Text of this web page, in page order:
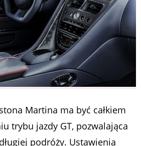
Martina ma być całkiem
trybu jazdy GT, pozwalająca
podróży. Ustawienia